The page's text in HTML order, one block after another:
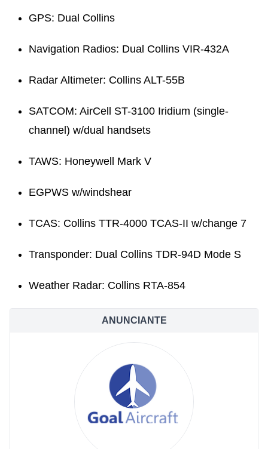
GPS: Dual Collins
Navigation Radios: Dual Collins VIR-432A
Radar Altimeter: Collins ALT-55B
SATCOM: AirCell ST-3100 Iridium (single-
channel) w/dual handsets
TAWS: Honeywell Mark V
EGPWS w/windshear
TCAS: Collins TTR-4000 TCAS-II w/change 7
Transponder: Dual Collins TDR-94D Mode S
Weather Radar: Collins RTA-854
ANUNCIANTE